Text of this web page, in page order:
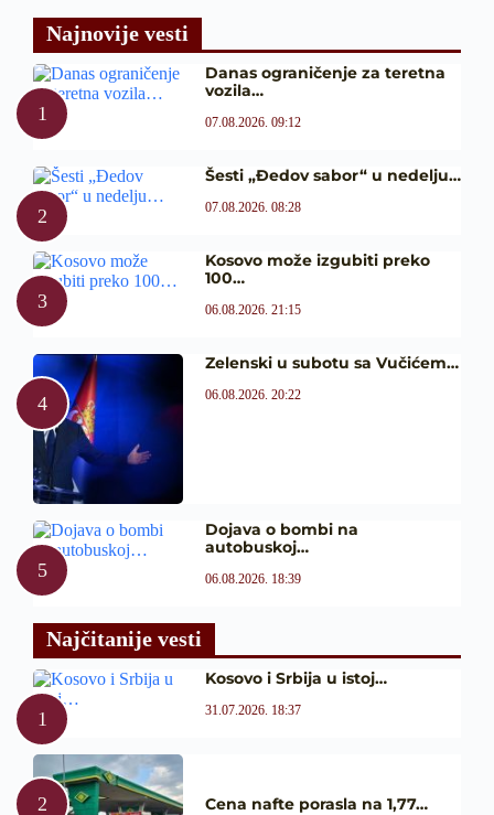
Najnovije vesti
Danas ograničenje za teretna
vozila…
07.08.2026. 09:12
Šesti „Đedov sabor“ u nedelju…
07.08.2026. 08:28
Kosovo može izgubiti preko
100…
06.08.2026. 21:15
Zelenski u subotu sa Vučićem…
06.08.2026. 20:22
Dojava o bombi na
autobuskoj…
06.08.2026. 18:39
Najčitanije vesti
Kosovo i Srbija u istoj…
31.07.2026. 18:37
Cena nafte porasla na 1,77…